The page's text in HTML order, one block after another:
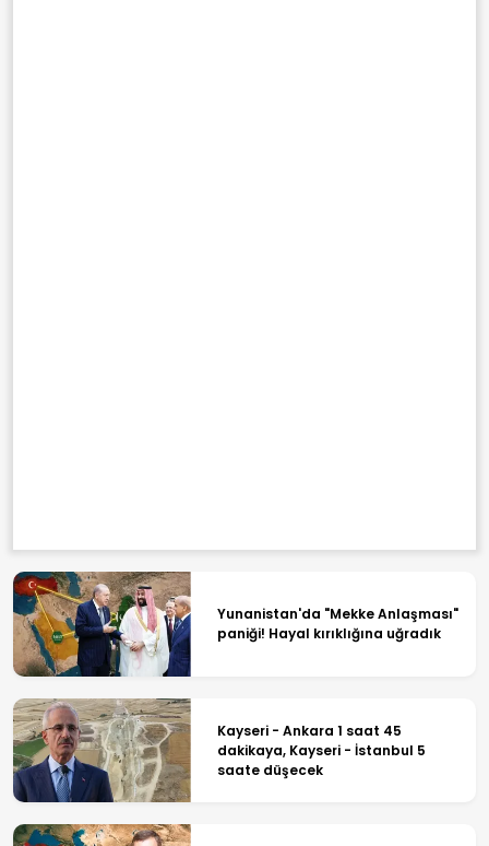
Yunanistan'da "Mekke Anlaşması"
paniği! Hayal kırıklığına uğradık
Kayseri - Ankara 1 saat 45
dakikaya, Kayseri - İstanbul 5
saate düşecek